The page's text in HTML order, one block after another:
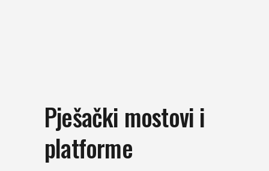
Pješački mostovi i
platforme